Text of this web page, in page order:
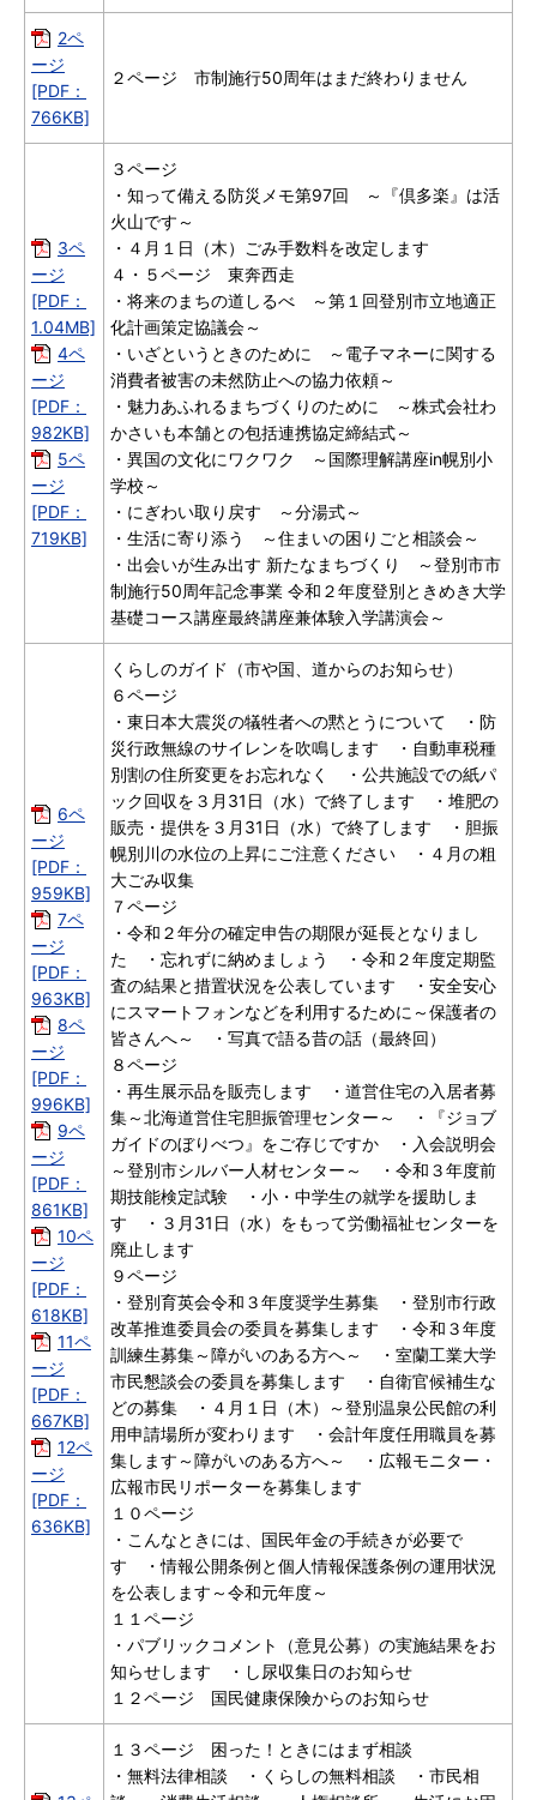
2ペ
ージ
[PDF：
766KB]
２ページ 市制施行50周年はまだ終わりません
3ペ
ージ
[PDF：
1.04MB]
4ペ
ージ
[PDF：
982KB]
5ペ
ージ
[PDF：
719KB]
３ページ
・知って備える防災メモ第97回 ～『倶多楽』は活
火山です～
・４月１日（木）ごみ手数料を改定します
４・５ページ 東奔西走
・将来のまちの道しるべ ～第１回登別市立地適正
化計画策定協議会～
・いざというときのために ～電子マネーに関する
消費者被害の未然防止への協力依頼～
・魅力あふれるまちづくりのために ～株式会社わ
かさいも本舗との包括連携協定締結式～
・異国の文化にワクワク ～国際理解講座in幌別小
学校～
・にぎわい取り戻す ～分湯式～
・生活に寄り添う ～住まいの困りごと相談会～
・出会いが生み出す 新たなまちづくり ～登別市市
制施行50周年記念事業 令和２年度登別ときめき大学
基礎コース講座最終講座兼体験入学講演会～
6ペ
ージ
[PDF：
959KB]
7ペ
ージ
[PDF：
963KB]
8ペ
ージ
[PDF：
996KB]
9ペ
ージ
[PDF：
861KB]
10ペ
ージ
[PDF：
618KB]
11ペ
ージ
[PDF：
667KB]
12ペ
ージ
[PDF：
636KB]
くらしのガイド（市や国、道からのお知らせ）
６ページ
・東日本大震災の犠牲者への黙とうについて ・防
災行政無線のサイレンを吹鳴します ・自動車税種
別割の住所変更をお忘れなく ・公共施設での紙パ
ック回収を３月31日（水）で終了します ・堆肥の
販売・提供を３月31日（水）で終了します ・胆振
幌別川の水位の上昇にご注意ください ・４月の粗
大ごみ収集
７ページ
・令和２年分の確定申告の期限が延長となりまし
た ・忘れずに納めましょう ・令和２年度定期監
査の結果と措置状況を公表しています ・安全安心
にスマートフォンなどを利用するために～保護者の
皆さんへ～ ・写真で語る昔の話（最終回）
８ページ
・再生展示品を販売します ・道営住宅の入居者募
集～北海道営住宅胆振管理センター～ ・『ジョブ
ガイドのぼりべつ』をご存じですか ・入会説明会
～登別市シルバー人材センター～ ・令和３年度前
期技能検定試験 ・小・中学生の就学を援助しま
す ・３月31日（水）をもって労働福祉センターを
廃止します
９ページ
・登別育英会令和３年度奨学生募集 ・登別市行政
改革推進委員会の委員を募集します ・令和３年度
訓練生募集～障がいのある方へ～ ・室蘭工業大学
市民懇談会の委員を募集します ・自衛官候補生な
どの募集 ・４月１日（木）～登別温泉公民館の利
用申請場所が変わります ・会計年度任用職員を募
集します～障がいのある方へ～ ・広報モニター・
広報市民リポーターを募集します
１０ページ
・こんなときには、国民年金の手続きが必要で
す ・情報公開条例と個人情報保護条例の運用状況
を公表します～令和元年度～
１１ページ
・パブリックコメント（意見公募）の実施結果をお
知らせします ・し尿収集日のお知らせ
１２ページ 国民健康保険からのお知らせ
１３ページ 困った！ときにはまず相談
・無料法律相談 ・くらしの無料相談 ・市民相